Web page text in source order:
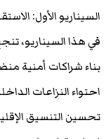
السيناريو الأول:
في هذا السيناريو،
بناء شراكات أمنية
احتواء النزاعات
تحسين التنسيق